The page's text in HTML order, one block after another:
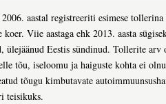
aastal registreeriti esimese
Viie aastaga ehk 2013. aasta
Eestis sündinud. Tollerite arv
tõu, iseloomu ja haiguste kohta ei
tõugu kimbutavate
teisikuks.